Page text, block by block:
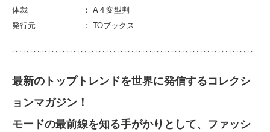
体裁 ： A４変型判
発行元 ： TOブックス
最新のトップトレンドを世界に発信するコレクシ
ョンマガジン！
モードの最前線を知る手がかりとして、ファッシ